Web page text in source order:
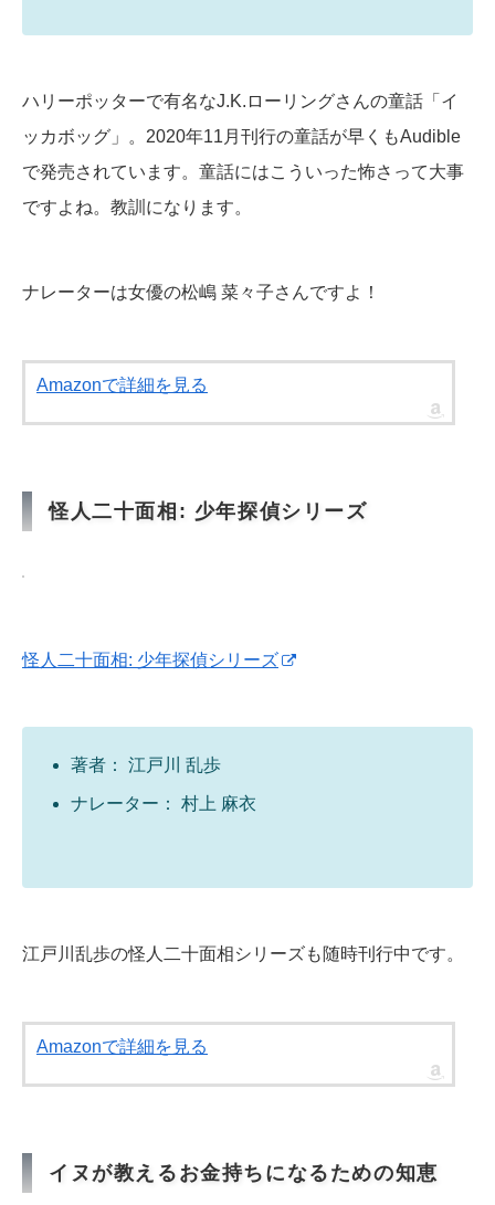
ハリーポッターで有名なJ.K.ローリングさんの童話「イ
ッカボッグ」。2020年11月刊行の童話が早くもAudible
で発売されています。童話にはこういった怖さって大事
ですよね。教訓になります。
ナレーターは女優の松嶋 菜々子さんですよ！
Amazonで詳細を見る
怪人二十面相: 少年探偵シリーズ
怪人二十面相: 少年探偵シリーズ
著者： 江戸川 乱歩
ナレーター： 村上 麻衣
江戸川乱歩の怪人二十面相シリーズも随時刊行中です。
Amazonで詳細を見る
イヌが教えるお金持ちになるための知恵